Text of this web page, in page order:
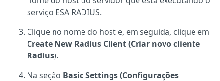
serviço ESA RADIUS.
Clique no nome do host e, em seguida, clique em
Create New Radius Client (Criar novo cliente
Radius).
Na seção Basic Settings (Configurações